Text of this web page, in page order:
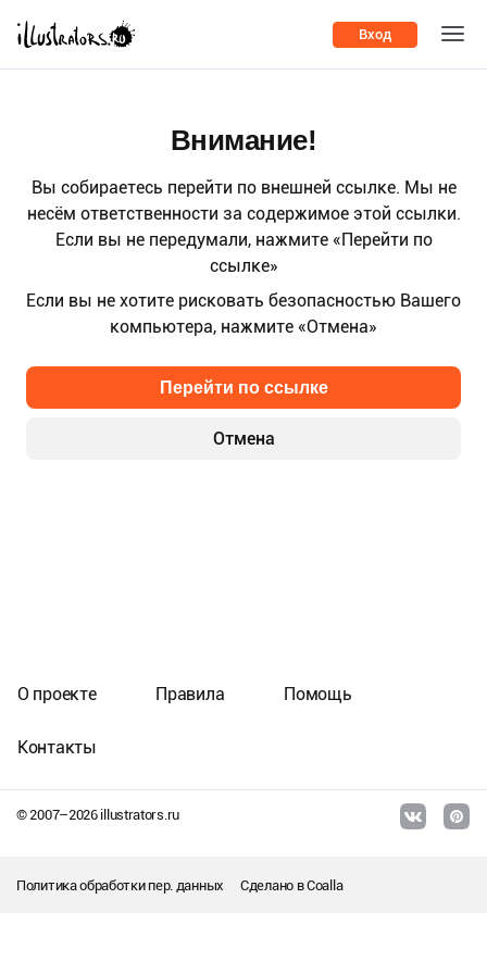
Вход
Внимание!
Вы собираетесь перейти по внешней ссылке. Мы не
несём ответственности за содержимое этой ссылки.
Если вы не передумали, нажмите «Перейти по
ссылке»
Если вы не хотите рисковать безопасностью Вашего
компьютера, нажмите «Отмена»
Отмена
Перейти по ссылке
© 2007–2026illustrators.ru
О проекте Правила Помощь
Контакты
Политика обработки пер. данных Сделано вCoalla